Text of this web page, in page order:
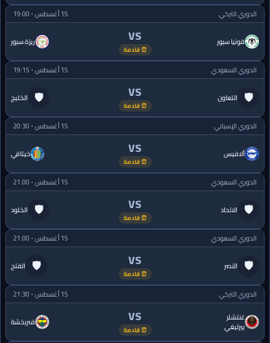
الدوري التركي 15 أغسطس - 19:00
قونيا سبور VS
⏰ قادمة
ريزة سبور
الدوري السعودي 15 أغسطس - 19:15
🛡 التعاون VS
⏰ قادمة
الخليج 🛡
الدوري الإسباني 15 أغسطس - 20:30
ألافيس VS
⏰ قادمة
خيتافي
الدوري السعودي 15 أغسطس - 21:00
🛡 الاتحاد VS
⏰ قادمة
الخلود 🛡
الدوري السعودي 15 أغسطس - 21:00
🛡 النصر VS
⏰ قادمة
الفتح 🛡
الدوري التركي
15 أغسطس - 21:30
غنتشلر
بيرليغي
VS
⏰ قادمة
فنربخشة